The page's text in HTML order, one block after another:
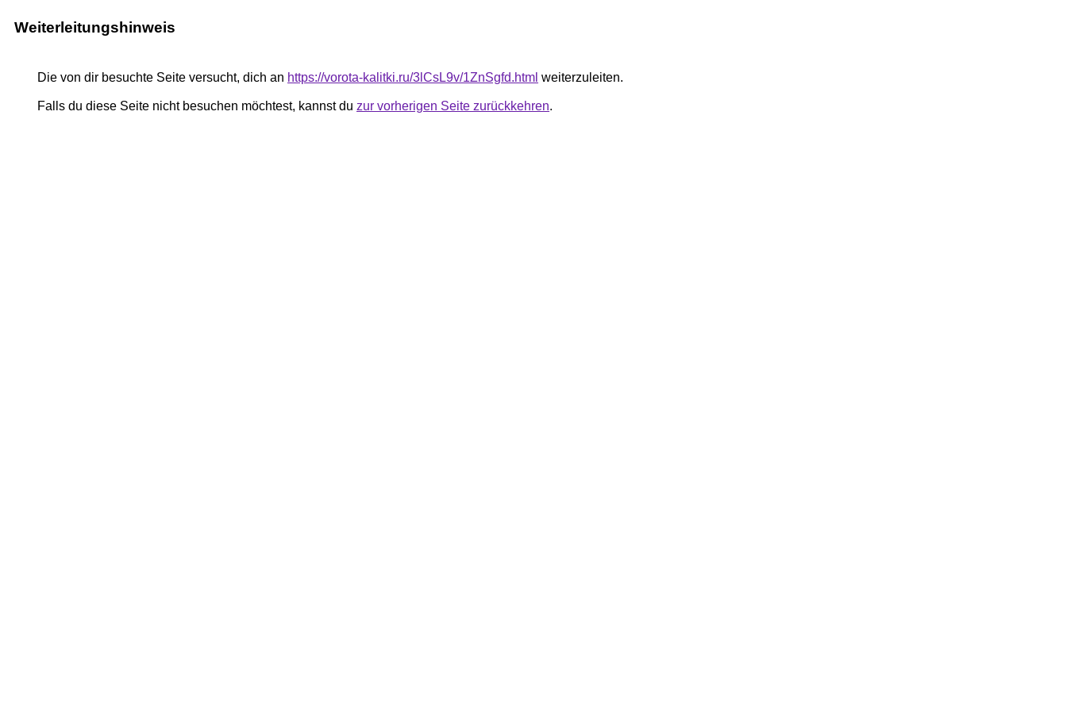
Weiterleitungshinweis
Die von dir besuchte Seite versucht, dich an https://vorota-kalitki.ru/3lCsL9v/1ZnSgfd.html weiterzuleiten.
Falls du diese Seite nicht besuchen möchtest, kannst du zur vorherigen Seite zurückkehren.